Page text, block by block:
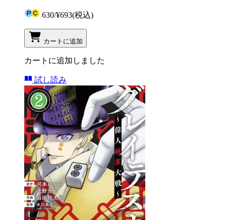
630/¥693(税込)
カートに追加
カートに追加しました
試し読み